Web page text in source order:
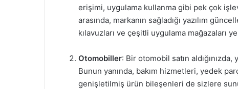
erişimi, uygulama kullanma gibi pek çok
arasında, markanın sağladığı yazılım
kılavuzları ve çeşitli uygulama mağazaları
Otomobiller: Bir otomobil satın
Bunun yanında, bakım hizmetleri, yedek
genişletilmiş ürün bileşenleri de sizlere